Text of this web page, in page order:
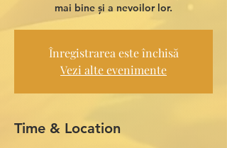
mai bine și a nevoilor lor.
Înregistrarea este închisă
Vezi alte evenimente
Time & Location